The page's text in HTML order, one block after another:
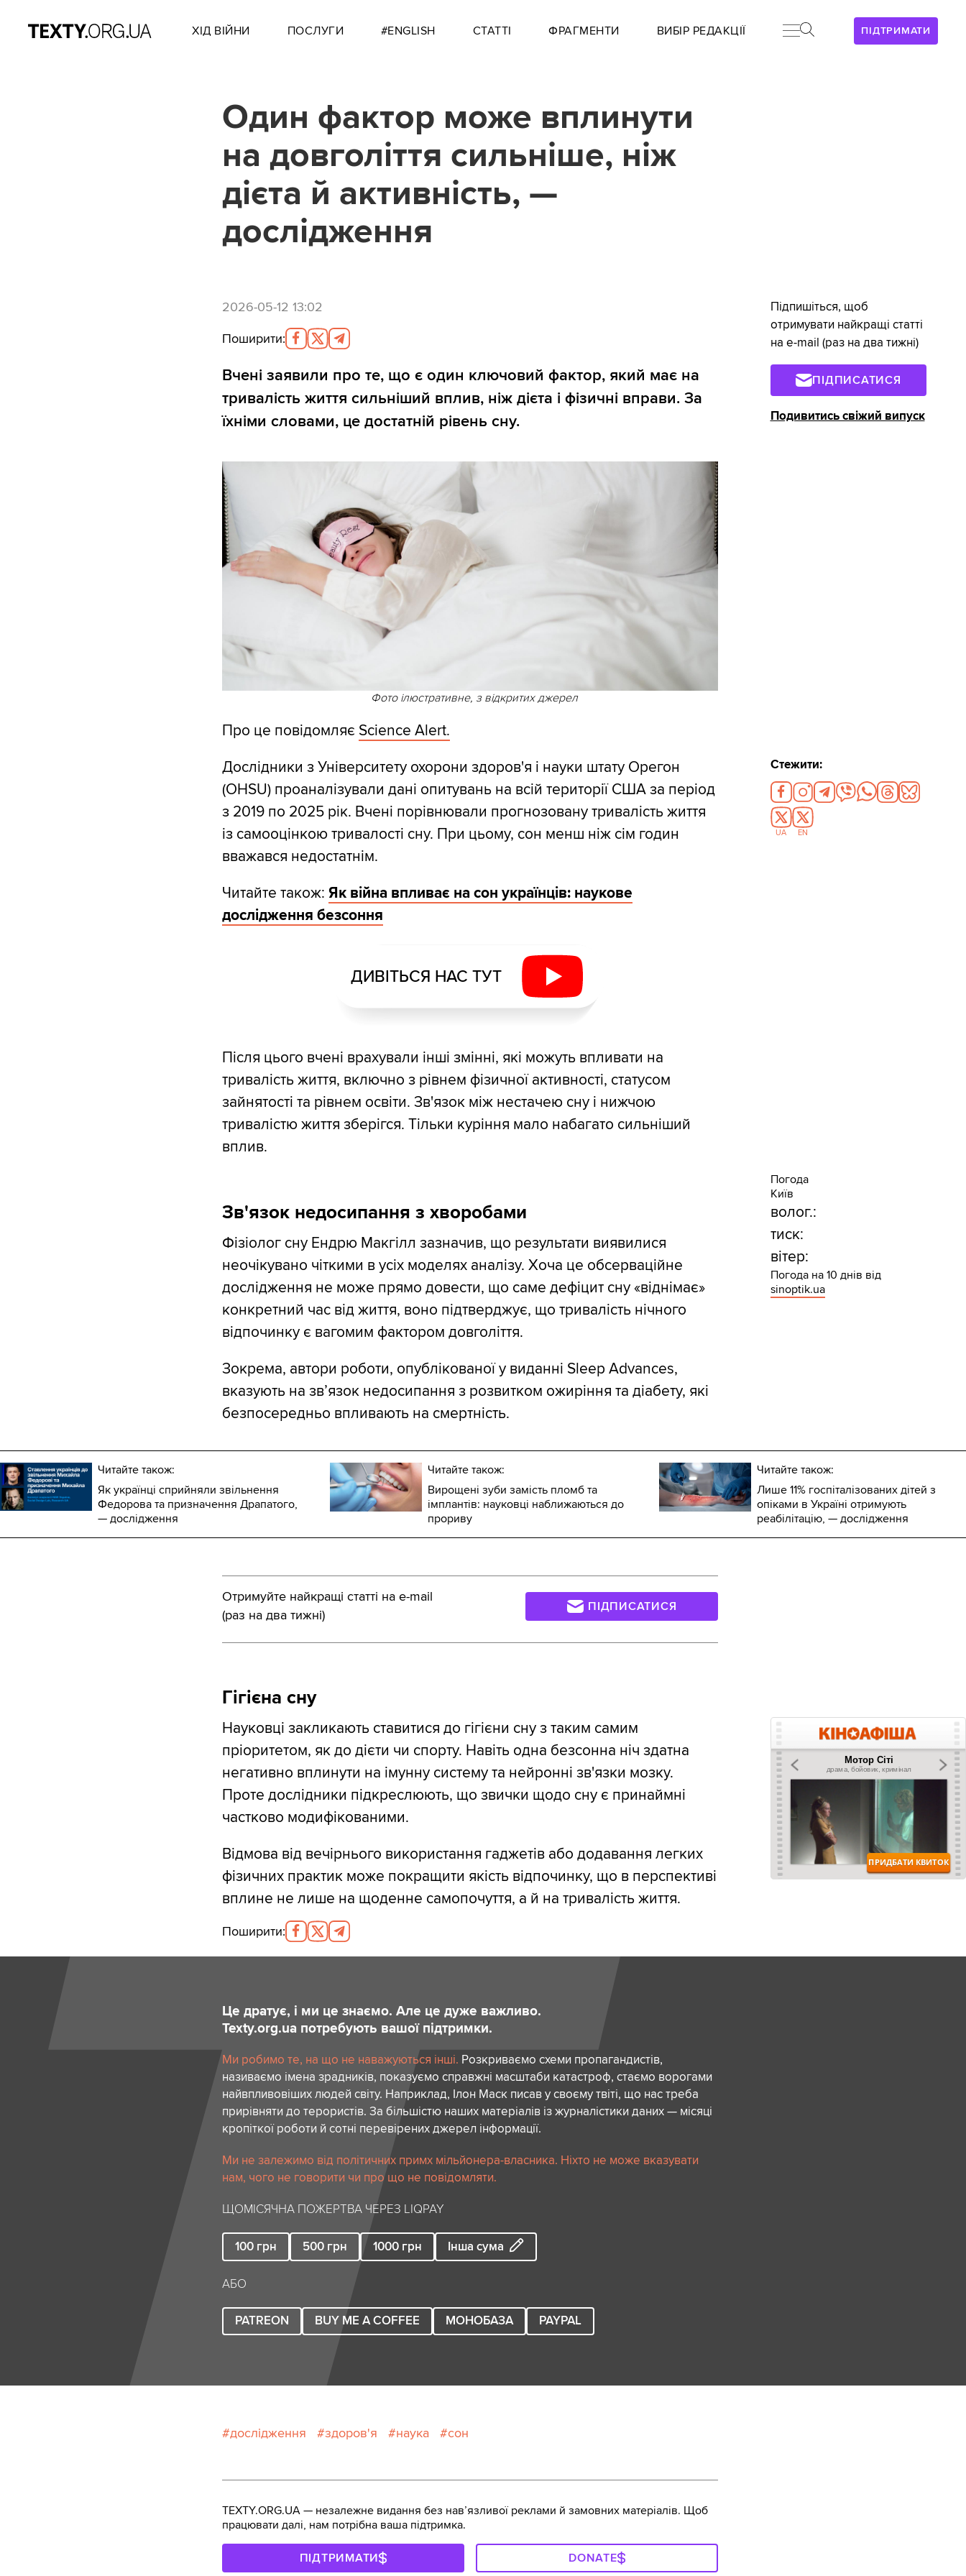
ПІДТРИМАТИ
ХІД ВІЙНИ ПОСЛУГИ #ENGLISH СТАТТІ ФРАГМЕНТИ ВИБІР РЕДАКЦІЇ
Один фактор може вплинути
на довголіття сильніше, ніж
дієта й активність, —
дослідження
2026-05-12 13:02
Поширити:
Вчені заявили про те, що є один ключовий фактор, який має на
тривалість життя сильніший вплив, ніж дієта і фізичні вправи. За
їхніми словами, це достатній рівень сну.
Фото ілюстративне, з відкритих джерел
Про це повідомляє Science Alert.
Дослідники з Університету охорони здоров'я і науки штату Орегон
(OHSU) проаналізували дані опитувань на всій території США за період
з 2019 по 2025 рік. Вчені порівнювали прогнозовану тривалість життя
із самооцінкою тривалості сну. При цьому, сон менш ніж сім годин
вважався недостатнім.
Читайте також: Як війна впливає на сон українців: наукове
дослідження безсоння
ДИВІТЬСЯ НАС ТУТ
Після цього вчені врахували інші змінні, які можуть впливати на
тривалість життя, включно з рівнем фізичної активності, статусом
зайнятості та рівнем освіти. Зв'язок між нестачею сну і нижчою
тривалістю життя зберігся. Тільки куріння мало набагато сильніший
вплив.
Зв'язок недосипання з хворобами
Фізіолог сну Ендрю Макгілл зазначив, що результати виявилися
неочікувано чіткими в усіх моделях аналізу. Хоча це обсерваційне
дослідження не може прямо довести, що саме дефіцит сну «віднімає»
конкретний час від життя, воно підтверджує, що тривалість нічного
відпочинку є вагомим фактором довголіття.
Зокрема, автори роботи, опублікованої у виданні Sleep Advances,
вказують на зв’язок недосипання з розвитком ожиріння та діабету, які
безпосередньо впливають на смертність.
Читайте також:
Як українці сприйняли звільнення
Федорова та призначення Драпатого,
— дослідження
Читайте також:
Вирощені зуби замість пломб та
імплантів: науковці наближаються до
прориву
Читайте також:
Лише 11% госпіталізованих дітей з
опіками в Україні отримують
реабілітацію, — дослідження
Отримуйте найкращі статті на e-mail
(раз на два тижні)
ПІДПИСАТИСЯ
Гігієна сну
Науковці закликають ставитися до гігієни сну з таким самим
пріоритетом, як до дієти чи спорту. Навіть одна безсонна ніч здатна
негативно вплинути на імунну систему та нейронні зв'язки мозку.
Проте дослідники підкреслюють, що звички щодо сну є принаймні
частково модифікованими.
Відмова від вечірнього використання гаджетів або додавання легких
фізичних практик може покращити якість відпочинку, що в перспективі
вплине не лише на щоденне самопочуття, а й на тривалість життя.
Поширити:
Це дратує, і ми це знаємо. Але це дуже важливо.
Texty.org.ua потребують вашої підтримки.
Ми робимо те, на що не наважуються інші. Розкриваємо схеми пропагандистів,
називаємо імена зрадників, показуємо справжні масштаби катастроф, стаємо ворогами
найвпливовіших людей світу. Наприклад, Ілон Маск писав у своєму твіті, що нас треба
прирівняти до терористів. За більшістю наших матеріалів із журналістики даних — місяці
кропіткої роботи й сотні перевірених джерел інформації.
Ми не залежимо від політичних примх мільйонера-власника. Ніхто не може вказувати
нам, чого не говорити чи про що не повідомляти.
ЩОМІСЯЧНА ПОЖЕРТВА ЧЕРЕЗ LIQPAY
100 грн 500 грн 1000 грн Інша сума
АБО
PATREON BUY ME A COFFEE МОНОБАЗА PAYPAL
дослідження здоров'я наука сон
Підпишіться, щоб
отримувати найкращі статті
на e-mail (раз на два тижні)
ПІДПИСАТИСЯ
Подивитись свіжий випуск
Стежити:
UA EN
Погода
Київ
волог.:
тиск:
вітер:
Погода на 10 днів від
sinoptik.ua
TEXTY.ORG.UA — незалежне видання без навʼязливої реклами й замовних матеріалів. Щоб
працювати далі, нам потрібна ваша підтримка.
ПІДТРИМАТИ DONATE